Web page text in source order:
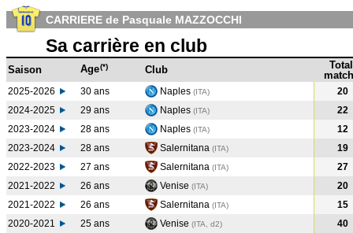
CARRIERE de Pasquale MAZZOCCHI
Sa carrière en club
Saison Age(*) Club
Total
2025-2026 30 ans Naples (ITA)
20
2024-2025
29 ans Naples (ITA)
22
2023-2024
28 ans Naples (ITA)
12
2023-2024
28 ans Salernitana (ITA)
19
2022-2023
27 ans Salernitana (ITA)
27
2021-2022
26 ans Venise (ITA)
20
2021-2022
26 ans Salernitana (ITA)
15
2020-2021
25 ans Venise (ITA, d2)
40